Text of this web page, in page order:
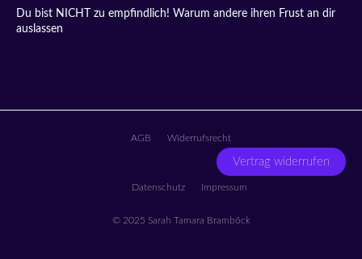
Du bist NICHT zu empfindlich! Warum andere ihren Frust an dir
auslassen
© 2025 Sarah Tamara Bramböck
AGB Widerrufsrecht
Vertrag widerrufen
Datenschutz Impressum